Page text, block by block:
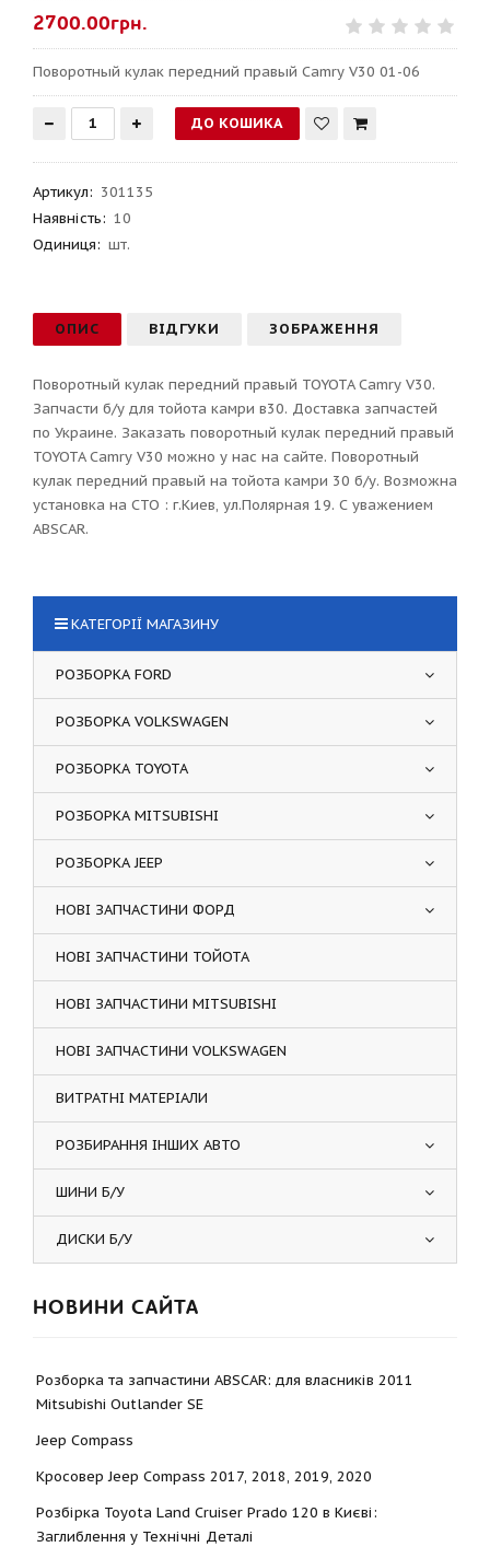
2700.00грн.
Поворотный кулак передний правый Camry V30 01-06
Артикул: 301135
Наявність: 10
Одиниця: шт.
ОПИС ВІДГУКИ ЗОБРАЖЕННЯ
Поворотный кулак передний правый TOYOTA Camry V30.
Запчасти б/у для тойота камри в30. Доставка запчастей
по Украине. Заказать поворотный кулак передний правый
TOYOTA Camry V30 можно у нас на сайте. Поворотный
кулак передний правый на тойота камри 30 б/у. Возможна
установка на СТО : г.Киев, ул.Полярная 19. С уважением
ABSCAR.
КАТЕГОРІЇ МАГАЗИНУ
РОЗБОРКА FORD
РОЗБОРКА VOLKSWAGEN
РОЗБОРКА TOYOTA
РОЗБОРКА MITSUBISHI
РОЗБОРКА JEEP
НОВІ ЗАПЧАСТИНИ ФОРД
НОВІ ЗАПЧАСТИНИ ТОЙОТА
НОВІ ЗАПЧАСТИНИ MITSUBISHI
НОВІ ЗАПЧАСТИНИ VOLKSWAGEN
ВИТРАТНІ МАТЕРІАЛИ
РОЗБИРАННЯ ІНШИХ АВТО
ШИНИ Б/У
ДИСКИ Б/У
НОВИНИ САЙТА
Розборка та запчастини ABSCAR: для власників 2011
Mitsubishi Outlander SE
Jeep Compass
Кросовер Jeep Compass 2017, 2018, 2019, 2020
Розбірка Toyota Land Cruiser Prado 120 в Києві:
Заглиблення у Технічні Деталі